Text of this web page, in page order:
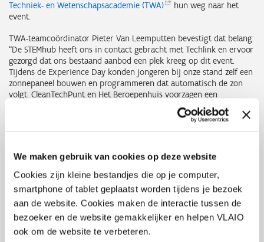
We maken gebruik van cookies op deze website
Cookies zijn kleine bestandjes die op je computer,
smartphone of tablet geplaatst worden tijdens je bezoek
aan de website. Cookies maken de interactie tussen de
bezoeker en de website gemakkelijker en helpen VLAIO
ook om de website te verbeteren.
Techniek- en Wetenschapsacademie (TWA)
hun weg naar het
event.
TWA-teamcoördinator Pieter Van Leemputten bevestigt dat belang:
“De STEMhub heeft ons in contact gebracht met Techlink en ervoor
gezorgd dat ons bestaand aanbod een plek kreeg op dit event.
Tijdens de Experience Day konden jongeren bij onze stand zelf een
zonnepaneel bouwen en programmeren dat automatisch de zon
volgt. CleanTechPunt en Het Beroepenhuis voorzagen een
complementair aanbod via een mobiel onderzoekslaboratorium
voor groene energie en interactieve zonne-energie installatie.
Waarde voor bedrijven én STEM-organisaties
Voor bedrijven betekende deelname aan de Install Tomorrow
Experience Day veel meer dan louter zichtbaarheid. Ze konden hun
sector op een positieve manier presenteren, rechtstreeks inspelen
op de vragen van jongeren en toekomstige werknemers inspireren.